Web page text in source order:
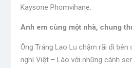
Kaysone Phomvihane.
Anh em cùng một nhà, chung
Ông Tráng Lao Lu chậm rãi đi bên
nghị Việt – Lào với những cánh